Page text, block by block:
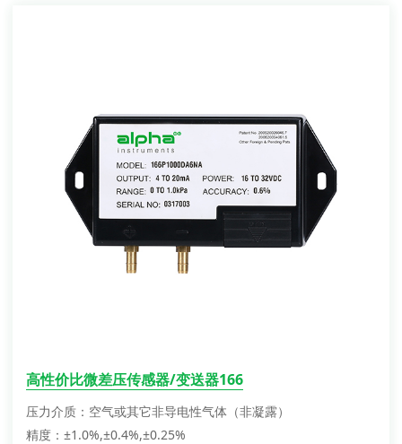
高性价比微差压传感器/变送器166
压力介质：空气或其它非导电性气体（非凝露）
精度：±1.0%,±0.4%,±0.25%